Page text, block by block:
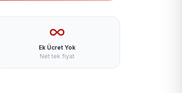
Ek Ücret Yok
Net tek fiyat